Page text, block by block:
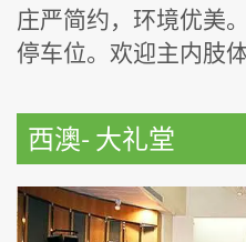
庄严简约，环境优美
停车位。欢迎主内肢体
西澳- 大礼堂